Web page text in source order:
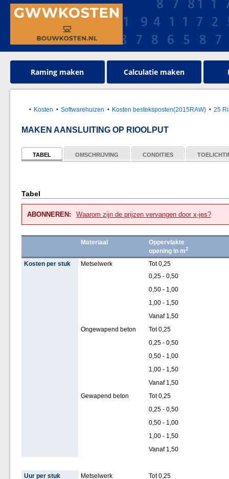
Raming maken Calculatie maken
Kosten Softwarehuizen Kosten besteksposten(2015RAW) 25
MAKEN AANSLUITING OP RIOOLPUT
TABEL OMSCHRIJVING CONDITIES
Tabel
ABONNEREN: Waarom zijn de prijzen vervangen door x-jes?
Materiaal
Oppervlakte
opening in m2
Kosten per stuk Metselwerk
Tot 0,25
0,25 - 0,50
0,50 - 1,00
1,00 - 1,50
Vanaf 1,50
Ongewapend beton
Tot 0,25
0,25 - 0,50
0,50 - 1,00
1,00 - 1,50
Vanaf 1,50
Gewapend beton
Tot 0,25
0,25 - 0,50
0,50 - 1,00
1,00 - 1,50
Vanaf 1,50
Uur per stuk Metselwerk
Tot 0,25